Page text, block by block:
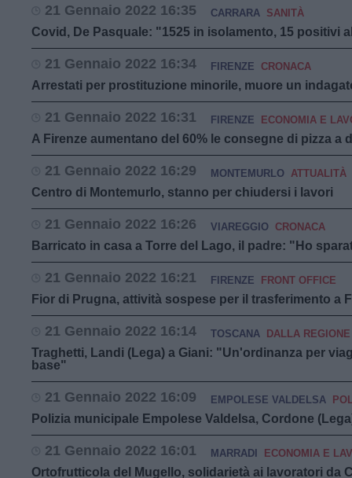
21 Gennaio 2022 16:35 CARRARA SANITÀ
Covid, De Pasquale: "1525 in isolamento, 15 positivi
21 Gennaio 2022 16:34 FIRENZE CRONACA
Arrestati per prostituzione minorile, muore un
21 Gennaio 2022 16:31 FIRENZE ECONOMIA E
A Firenze aumentano del 60% le consegne di pizza a
21 Gennaio 2022 16:29 MONTEMURLO ATTUALITÀ
Centro di Montemurlo, stanno per chiudersi i lavori
21 Gennaio 2022 16:26 VIAREGGIO CRONACA
Barricato in casa a Torre del Lago, il padre: "Ho
21 Gennaio 2022 16:21 FIRENZE FRONT OFFICE
Fior di Prugna, attività sospese per il trasferimento a
21 Gennaio 2022 16:14 TOSCANA DALLA REGIONE
Traghetti, Landi (Lega) a Giani: "Un'ordinanza per
base"
21 Gennaio 2022 16:09 EMPOLESE VALDELSA
Polizia municipale Empolese Valdelsa, Cordone
21 Gennaio 2022 16:01 MARRADI ECONOMIA E
Ortofrutticola del Mugello, solidarietà ai lavoratori da